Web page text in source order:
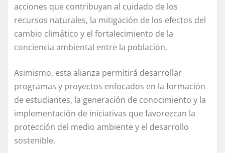
acciones que contribuyan al cuidado de los
recursos naturales, la mitigación de los efectos del
cambio climático y el fortalecimiento de la
conciencia ambiental entre la población.
Asimismo, esta alianza permitirá desarrollar
programas y proyectos enfocados en la formación
de estudiantes, la generación de conocimiento y la
implementación de iniciativas que favorezcan la
protección del medio ambiente y el desarrollo
sostenible.